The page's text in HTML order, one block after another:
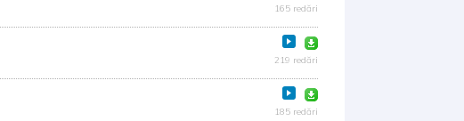
165 redări
219 redări
185 redări